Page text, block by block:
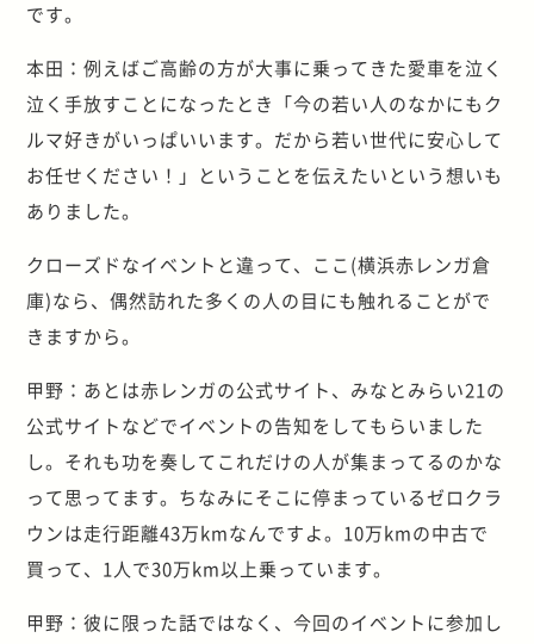
です。
本田：例えばご高齢の方が大事に乗ってきた愛車を泣く
泣く手放すことになったとき「今の若い人のなかにもク
ルマ好きがいっぱいいます。だから若い世代に安心して
お任せください！」ということを伝えたいという想いも
ありました。
クローズドなイベントと違って、ここ(横浜赤レンガ倉
庫)なら、偶然訪れた多くの人の目にも触れることがで
きますから。
甲野：あとは赤レンガの公式サイト、みなとみらい21の
公式サイトなどでイベントの告知をしてもらいました
し。それも功を奏してこれだけの人が集まってるのかな
って思ってます。ちなみにそこに停まっているゼロクラ
ウンは走行距離43万kmなんですよ。10万kmの中古で
買って、1人で30万km以上乗っています。
甲野：彼に限った話ではなく、今回のイベントに参加し